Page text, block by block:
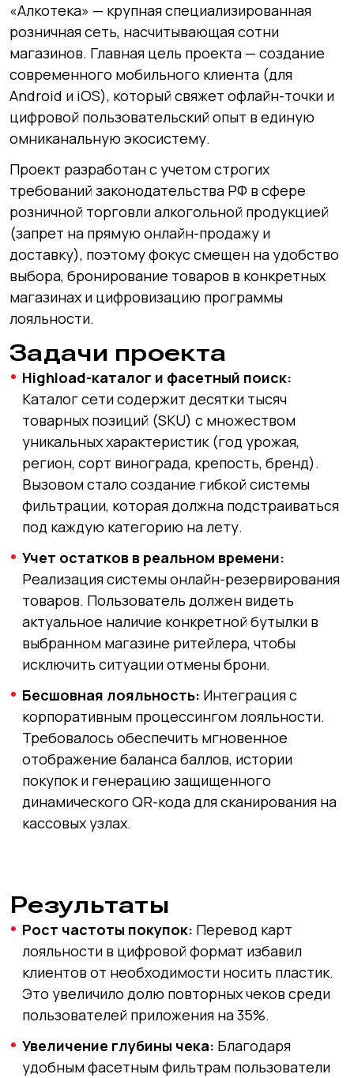
«Алкотека» — крупная специализированная
розничная сеть, насчитывающая сотни
магазинов. Главная цель проекта — создание
современного мобильного клиента (для
Android и iOS), который свяжет офлайн-точки и
цифровой пользовательский опыт в единую
омниканальную экосистему.
Проект разработан с учетом строгих
требований законодательства РФ в сфере
розничной торговли алкогольной продукцией
(запрет на прямую онлайн-продажу и
доставку), поэтому фокус смещен на удобство
выбора, бронирование товаров в конкретных
магазинах и цифровизацию программы
лояльности.
Задачи проекта
Highload-каталог и фасетный поиск:
Каталог сети содержит десятки тысяч
товарных позиций (SKU) с множеством
уникальных характеристик (год урожая,
регион, сорт винограда, крепость, бренд).
Вызовом стало создание гибкой системы
фильтрации, которая должна подстраиваться
под каждую категорию на лету.
Учет остатков в реальном времени:
Реализация системы онлайн-резервирования
товаров. Пользователь должен видеть
актуальное наличие конкретной бутылки в
выбранном магазине ритейлера, чтобы
исключить ситуации отмены брони.
Бесшовная лояльность: Интеграция с
корпоративным процессингом лояльности.
Требовалось обеспечить мгновенное
отображение баланса баллов, истории
покупок и генерацию защищенного
динамического QR-кода для сканирования на
кассовых узлах.
Результаты
Рост частоты покупок: Перевод карт
лояльности в цифровой формат избавил
клиентов от необходимости носить пластик.
Это увеличило долю повторных чеков среди
пользователей приложения на 35%.
Увеличение глубины чека: Благодаря
удобным фасетным фильтрам пользователи